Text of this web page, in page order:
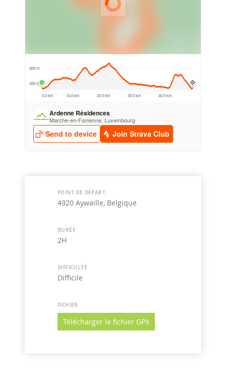
POINT DE DÉPART
4920 Aywaille, Belgique
DURÉE
2H
DIFFICULTÉ
Difficile
FICHIER
Télécharger le fichier GPX